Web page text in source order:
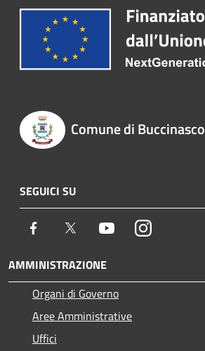
Comune di Buccinasco
SEGUICI SU
Facebook Twitter YoutubeInstagram
AMMINISTRAZIONE
Organi di Governo
Aree Amministrative
Uffici